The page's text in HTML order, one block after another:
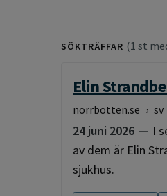
SÖKTRÄFFAR (1 st
Elin
norrbotten.se › sv
24 juni 2026
I
av dem är Elin
sjukhus.